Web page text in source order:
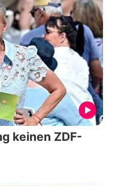
keinen ZDF-